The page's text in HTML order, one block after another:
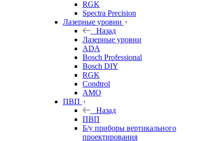
RGK
Spectra Precision
Лазерные уровни
Назад
Лазерные уровни
ADA
Bosch Professional
Bosch DIY
RGK
Condtrol
AMO
ПВП
Назад
ПВП
Б/у приборы вертикального
проектирования